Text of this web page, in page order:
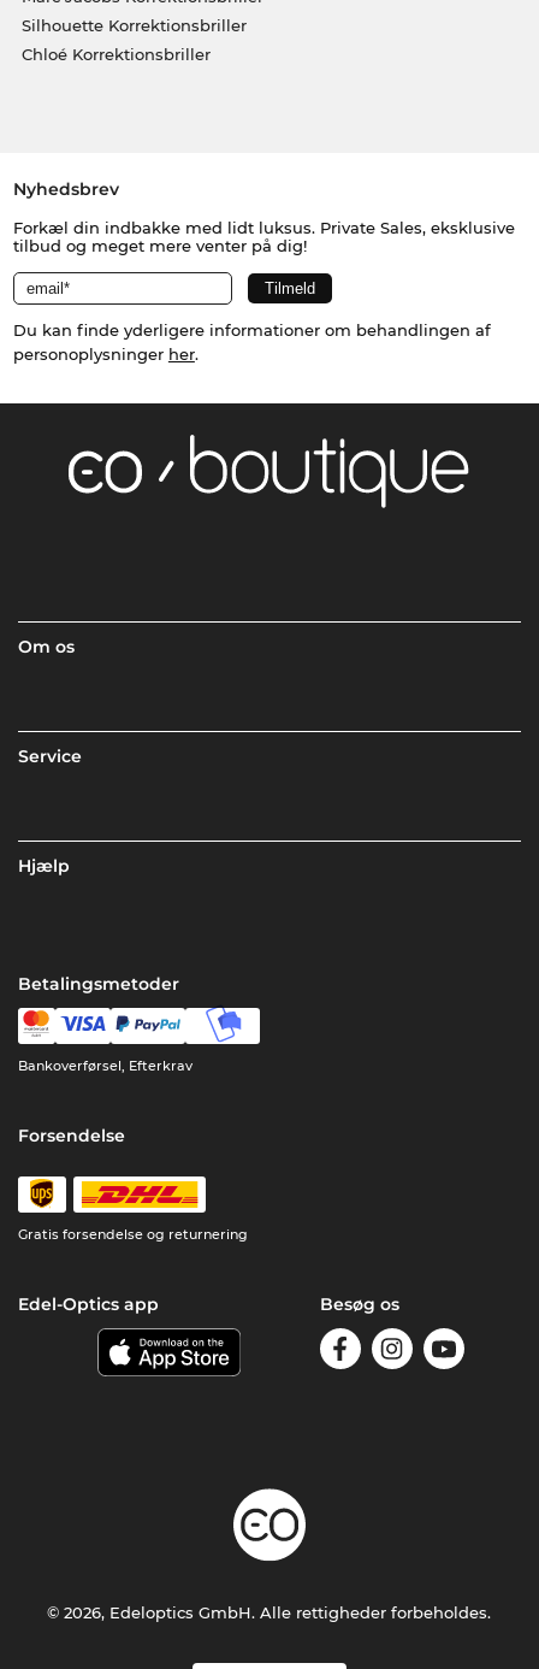
Silhouette Korrektionsbriller
Chloé Korrektionsbriller
Nyhedsbrev
Forkæl din indbakke med lidt luksus. Private Sales, eksklusive
tilbud og meget mere venter på dig!
Du kan finde yderligere informationer om behandlingen af
personoplysninger her.
Om os
Service
Hjælp
Betalingsmetoder
Bankoverførsel, Efterkrav
Forsendelse
Gratis forsendelse og returnering
Edel-Optics app Besøg os
© 2026, Edeloptics GmbH. Alle rettigheder forbeholdes.